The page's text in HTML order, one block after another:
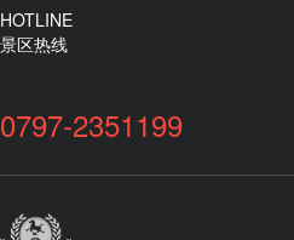
HOTLINE
景区热线
0797-2351199